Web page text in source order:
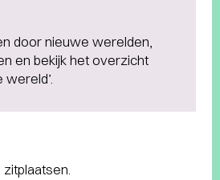
door nieuwe werelden,
en bekijk het overzicht
wereld’.